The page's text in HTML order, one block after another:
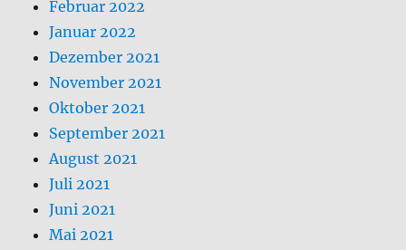
Februar 2022
Januar 2022
Dezember 2021
November 2021
Oktober 2021
September 2021
August 2021
Juli 2021
Juni 2021
Mai 2021